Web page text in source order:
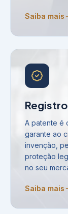
Saiba mais
A patente é
garante ao
invenção,
proteção
no seu
Saiba mais